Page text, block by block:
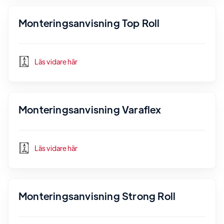
Monteringsanvisning Top Roll
Läs vidare här
Monteringsanvisning Varaflex
Läs vidare här
Monteringsanvisning Strong Roll